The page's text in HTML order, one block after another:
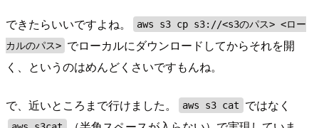
できたらいいですよね。
aws s3 cp s3://<s3のパス> <ロー
カルのパス> でローカルにダウンロードしてからそれを開
く、というのはめんどくさいですもんね。
で、近いところまで行けました。 aws s3 cat ではなく